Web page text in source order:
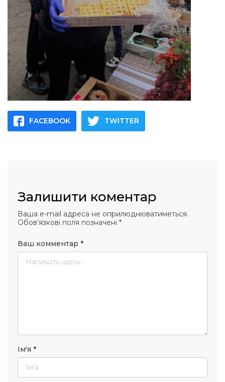
FACEBOOK TWITTER
Залишити коментар
Ваша e-mail адреса не оприлюднюватиметься.
Обов’язкові поля позначені *
Ваш комментар *
Ім'я *